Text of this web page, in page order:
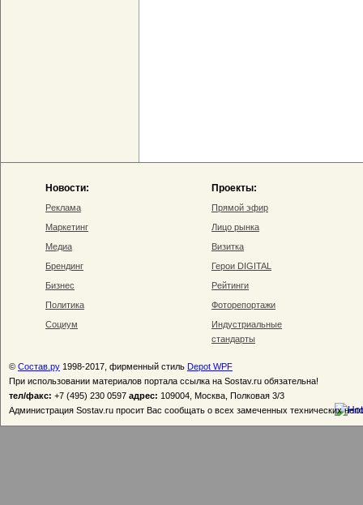
Новости:
Реклама
Маркетинг
Медиа
Брендинг
Бизнес
Политика
Социум
Проекты:
Прямой эфир
Лицо рынка
Визитка
Герои DIGITAL
Рейтинги
Фоторепортажи
Индустриальные
стандарты
© Состав.ру 1998-2017, фирменный стиль Depot WPF
При использовании материалов портала ссылка на Sostav.ru обязательна!
тел/факс: +7 (495) 230 0597 адрес: 109004, Москва, Полковая 3/3
Администрация Sostav.ru просит Вас сообщать о всех замеченных технических